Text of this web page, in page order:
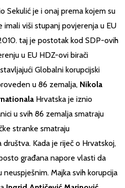
Sekulić je i onaj prema kojem su
viši stupanj povjerenja u EU
taj je postotak kod SDP-ovih
u EU HDZ-ovi birači
Globalni korupcijski
u 86 zemalja, Nikola
Hrvatska je iznio
u svih 86 zemalja smatraju
stranke smatraju
Kada je riječ o Hrvatskoj,
građana napore vlasti da
Majka svih korupcija